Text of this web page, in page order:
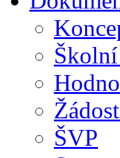
ŠVP